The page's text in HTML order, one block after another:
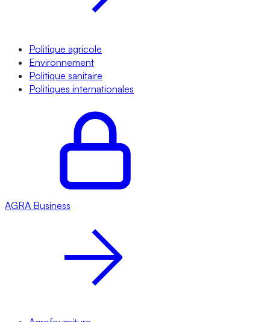
Politique agricole
Environnement
Politique sanitaire
Politiques internationales
AGRA Business